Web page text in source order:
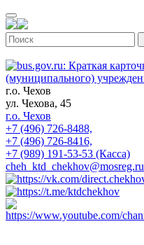
г.о. Чехов
ул. Чехова, 45
г.о. Чехов
+7 (496) 726-8488,
+7 (496) 726-8416,
+7 (989) 191-53-53 (Касса)
cheh_ktd_chekhov@mosreg.ru